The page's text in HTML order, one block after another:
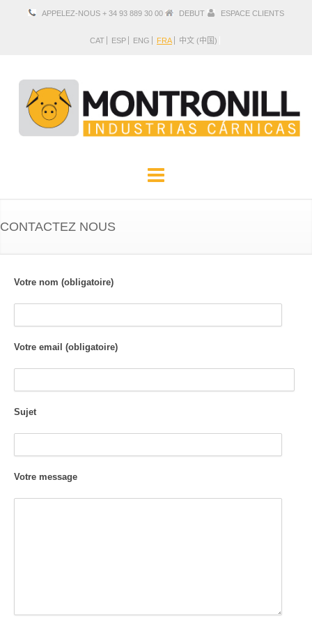
APPELEZ-NOUS + 34 93 889 30 00 DEBUT ESPACE CLIENTS
CAT ESP ENG FRA 中文 (中国)
ENTREPRISE
PRODUITS
SITUATION ET CONTACT
CONTACTEZ NOUS
Votre nom (obligatoire)
Votre email (obligatoire)
Sujet
Votre message